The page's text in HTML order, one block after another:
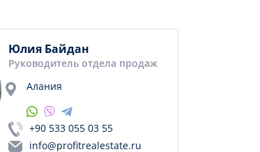
Юлия Байдан
Руководитель отдела продаж
Алания
+90 533 055 03 55
info@profitrealestate.ru